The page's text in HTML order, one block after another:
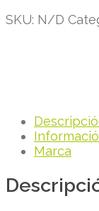
SKU: N/D
Marca